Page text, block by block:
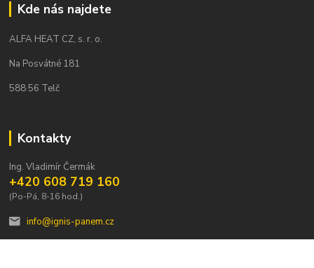
Kde nás najdete
ALFA HEAT CZ, s. r. o.
Na Posvátné 181
588 56 Telč
Kontakty
Ing. Vladimír Čermák
+420 608 719 160
(Po-Pá, 8-16 hod.)
info@ignis-panem.cz